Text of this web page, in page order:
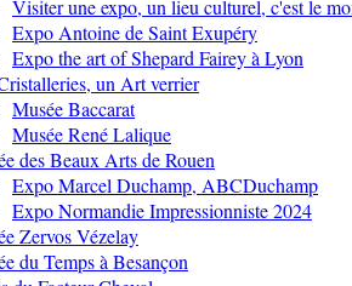
Visiter une expo, un lieu culturel, c'est le
Expo Antoine de Saint Exupéry
Expo the art of Shepard Fairey à Lyon
un Art verrier
Musée Baccarat
Musée René Lalique
des Beaux Arts de Rouen
Expo Marcel Duchamp, ABCDuchamp
Expo Normandie Impressionniste 2024
Zervos Vézelay
du Temps à Besançon